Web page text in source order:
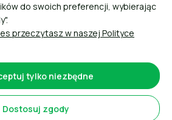
do swoich preferencji, wybierając
przeczytasz w naszej Polityce
tylko niezbędne
Dostosuj zgody